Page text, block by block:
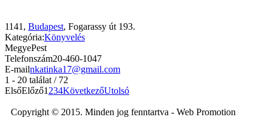
1141, Budapest, Fogarassy út 193.
Kategória:Könyvelés
MegyePest
Telefonszám20-460-1047
E-mailnkatinka17@gmail.com
1 - 20 találat / 72
ElsőElőző1 234KövetkezőUtolsó
Copyright © 2015. Minden jog fenntartva - Web Promotion